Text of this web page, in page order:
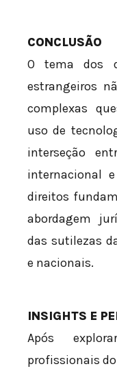
CONCLUSÃO
O tema dos
estrangeiros
complexas
uso de
interseção
internacional
direitos
abordagem
das sutilezas
e nacionais.
INSIGHTS E
Após
profissionais